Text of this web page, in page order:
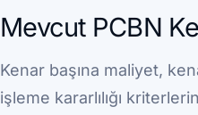
Mevcut PCBN
Kenar başına maliyet,
işleme kararlılığı